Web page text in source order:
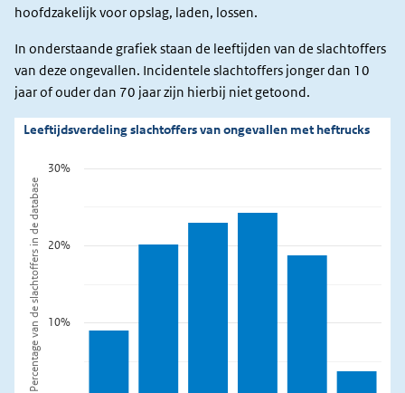
hoofdzakelijk voor opslag, laden, lossen.
In onderstaande grafiek staan de leeftijden van de slachtoffers
van deze ongevallen. Incidentele slachtoffers jonger dan 10
jaar of ouder dan 70 jaar zijn hierbij niet getoond.